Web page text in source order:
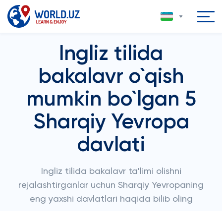
Ingliz tilida
bakalavr o`qish
mumkin bo`lgan 5
Sharqiy Yevropa
davlati
Ingliz tilida bakalavr ta'limi olishni
rejalashtirganlar uchun Sharqiy Yevropaning
eng yaxshi davlatlari haqida bilib oling